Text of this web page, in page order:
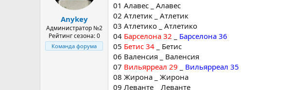
Anykey
Администратор №2
Рейтинг сезона: 0
Команда форума
01 Алавес _ Алавес
02 Атлетик _ Атлетик
03 Атлетико _ Атлетико
04 Барселона 32
Барселона 36
05 Бетис 34 _ Бетис
06 Валенсия _ Валенсия
07 Вильярреал 29
Вильярреал 35
08 Жирона _ Жирона
09 Леванте _ Леванте